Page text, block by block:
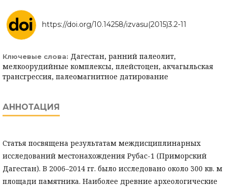
https://doi.org/10.14258/izvasu(2015)3.2-11
Ключевые слова: Дагестан, ранний палеолит,
мелкоорудийные комплексы, плейстоцен, акчагыльская
трансгрессия, палеомагнитное датирование
АННОТАЦИЯ
Статья посвящена результатам междисциплинарных
исследований местонахождения Рубас-1 (Приморский
Дагестан). В 2006–2014 гг. было исследовано около 300 кв. м
площади памятника. Наиболее древние археологические